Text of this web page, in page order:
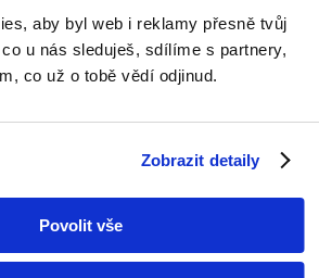
aby byl web i reklamy přesně tvůj
u nás sleduješ, sdílíme s partnery,
co už o tobě vědí odjinud.
Zobrazit detaily
Povolit vše